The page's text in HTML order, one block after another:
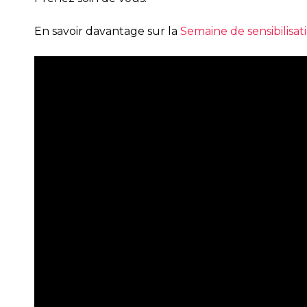
En savoir davantage sur la Semaine de